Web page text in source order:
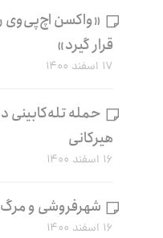
«واکسن اچ‌پی‌وی
قرار گیرد»
۱۷ اسفند ۱۴۰۰
حمله
هیرکانی
۱۶ اسفند ۱۴۰۰
شهرفروشی و مرگ
۱۶ اسفند ۱۴۰۰